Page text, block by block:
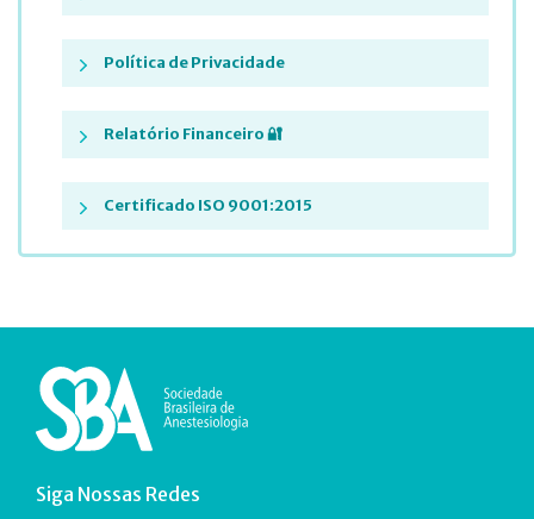
Política de Privacidade
Relatório Financeiro 🔐
Certificado ISO 9001:2015
Siga Nossas Redes